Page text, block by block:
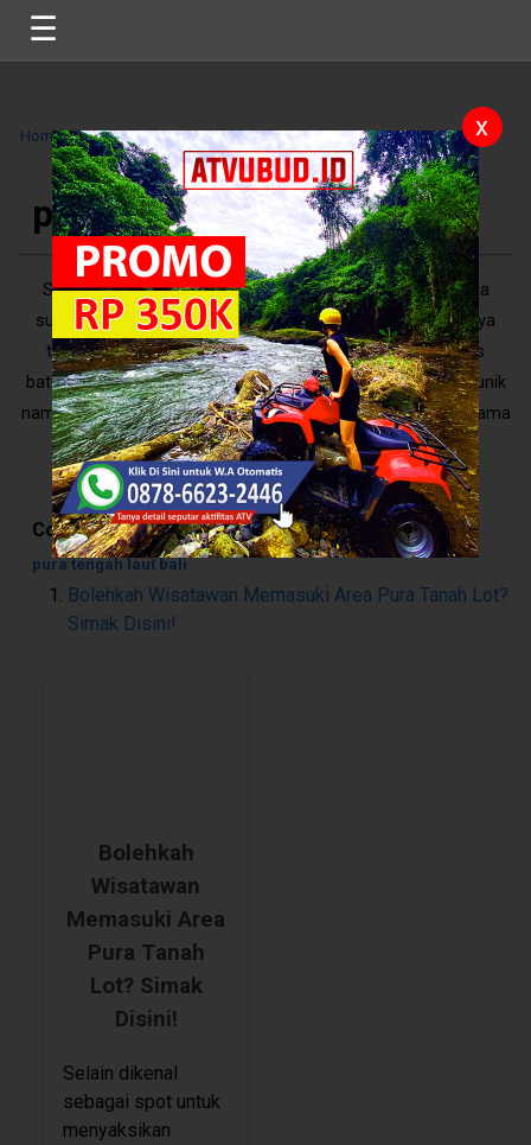
x
☰
Home >>Tag >>pura tengah laut bali >>
pura tengah laut bali
Selain dikenal sebagai spot untuk menyaksikan panorama
sunset yang menakjubkan, Tanah Lot juga mempunyai daya
tarik lainnya yang khas yaitu puranya yang berada di atas
batuan karang pesisir pantai. Bangunan pura ini sangatlah unik
nampak seperti pulau kecil yang berada di tengah laut terutama
saat a ..
5/10Reviews
Contents
pura tengah laut bali
Bolehkah Wisatawan Memasuki Area Pura Tanah Lot?
Simak Disini!
Bolehkah
Wisatawan
Memasuki Area
Pura Tanah
Lot? Simak
Disini!
Selain dikenal
sebagai spot untuk
menyaksikan